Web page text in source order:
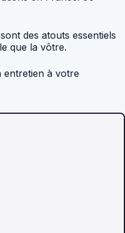
des atouts essentiels
que la vôtre.
entretien à votre